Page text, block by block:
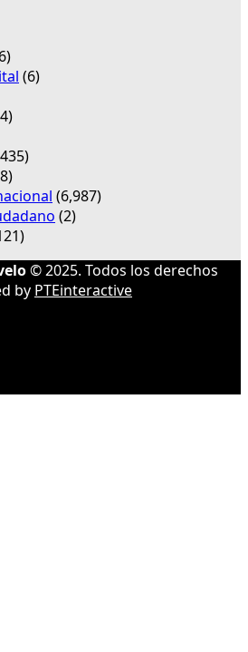
(6)
(6,987)
(2)
© 2025. Todos los derechos
by PTEinteractive